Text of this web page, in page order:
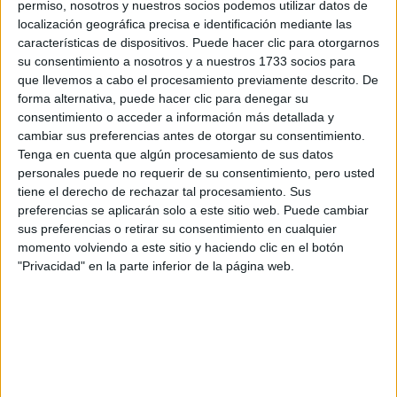
permiso, nosotros y nuestros socios podemos utilizar datos de
localización geográfica precisa e identificación mediante las
características de dispositivos. Puede hacer clic para otorgarnos
su consentimiento a nosotros y a nuestros 1733 socios para
que llevemos a cabo el procesamiento previamente descrito. De
forma alternativa, puede hacer clic para denegar su
consentimiento o acceder a información más detallada y
cambiar sus preferencias antes de otorgar su consentimiento.
Tenga en cuenta que algún procesamiento de sus datos
personales puede no requerir de su consentimiento, pero usted
tiene el derecho de rechazar tal procesamiento. Sus
preferencias se aplicarán solo a este sitio web. Puede cambiar
sus preferencias o retirar su consentimiento en cualquier
momento volviendo a este sitio y haciendo clic en el botón
"Privacidad" en la parte inferior de la página web.
valencia o madrid, pero tal y como tengo el panorama, ahora
mismo me da igual la universidad a la que vaya, todo con tal
de seguir la carrera.
Espero que me echéis una mano porque ya no se por donde
seguir....
1 beso!!
Inicio
Etiquetas:
La universidad - un mundo
Arquitectura
Publicidad y Relaciones Públicas
Madrid
Universidad Privada